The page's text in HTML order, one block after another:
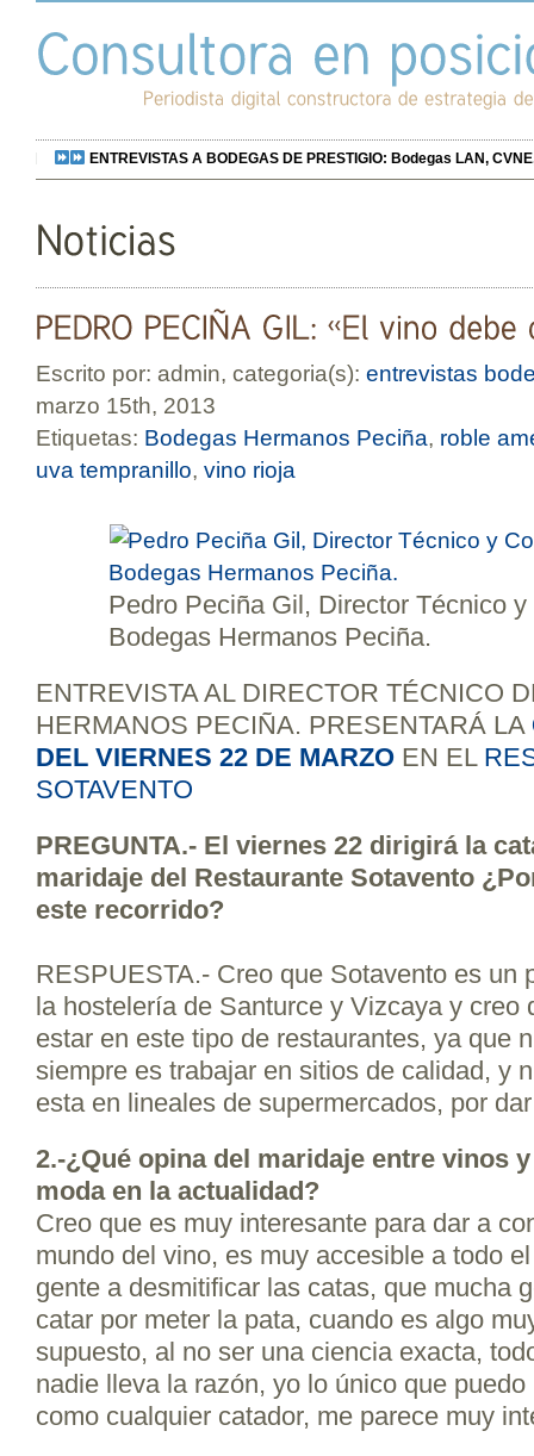
ENTREVISTAS A BODEGAS DE PRESTIGIO: Bodegas LAN,
Escrito por: admin, categoria(s): entrevistas
marzo 15th, 2013
Etiquetas: Bodegas Hermanos Peciña, roble
uva tempranillo, vino rioja
Pedro Peciña Gil, Director Técnico
Bodegas Hermanos Peciña.
ENTREVISTA AL DIRECTOR TÉCNICO
HERMANOS PECIÑA. PRESENTARÁ LA
DEL VIERNES 22 DE MARZO EN EL
SOTAVENTO
PREGUNTA.- El viernes 22 dirigirá la
maridaje del Restaurante Sotavento
este recorrido?
RESPUESTA.- Creo que Sotavento es un
la hostelería de Santurce y Vizcaya y creo
estar en este tipo de restaurantes, ya que
siempre es trabajar en sitios de calidad, y
esta en lineales de supermercados, por
2.-¿Qué opina del maridaje entre vinos
moda en la actualidad?
Creo que es muy interesante para dar a
mundo del vino, es muy accesible a todo
gente a desmitificar las catas, que mucha
catar por meter la pata, cuando es algo
supuesto, al no ser una ciencia exacta,
nadie lleva la razón, yo lo único que
como cualquier catador, me parece muy